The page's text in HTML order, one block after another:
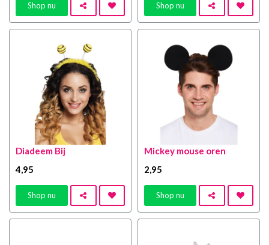
Shop nu Shop nu
Diadeem Bij
4,95
Shop nu
Mickey mouse oren
2,95
Shop nu